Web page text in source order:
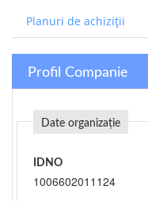
Planuri de achiziții
Profil Companie
Date organizație
IDNO
1006602011124